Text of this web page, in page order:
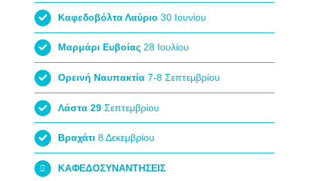
Καφεδοβόλτα Λαύριο 30 Ιουνίου
Μαρμάρι Ευβοίας28 Ιουλίου
Ορεινή Ναυπακτία7-8 Σεπτεμβρίου
Λάστα 29Σεπτεμβρίου
Βραχάτι8 Δεκεμβρίου
ΚΑΦΕΔΟΣΥΝΑΝΤΗΣΕΙΣ